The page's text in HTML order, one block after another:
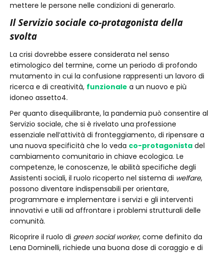
mettere le persone nelle condizioni di generarlo.
Il Servizio sociale co-protagonista della
svolta
La crisi dovrebbe essere considerata nel senso
etimologico del termine, come un periodo di profondo
mutamento in cui la confusione rappresenti un lavoro di
ricerca e di creatività, funzionale a un nuovo e più
idoneo assetto4.
Per quanto disequilibrante, la pandemia può consentire al
Servizio sociale, che si è rivelato una professione
essenziale nell’attività di fronteggiamento, di ripensare a
una nuova specificità che lo veda co-protagonista del
cambiamento comunitario in chiave ecologica. Le
competenze, le conoscenze, le abilità specifiche degli
Assistenti sociali, il ruolo ricoperto nel sistema di welfare,
possono diventare indispensabili per orientare,
programmare e implementare i servizi e gli interventi
innovativi e utili ad affrontare i problemi strutturali delle
comunità.
Ricoprire il ruolo di green social worker, come definito da
Lena Dominelli, richiede una buona dose di coraggio e di